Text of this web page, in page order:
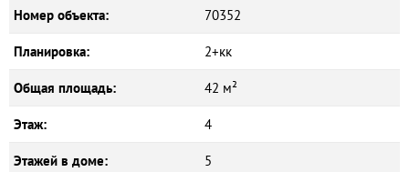
Номер объекта: 70352
Планировка: 2+кк
Общая площадь: 42 м²
Этаж: 4
Этажей в доме: 5